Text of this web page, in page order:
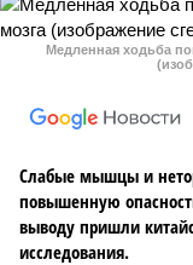
Медленная ходьба
Слабые мышцы и
повышенную
выводу пришли
исследования.